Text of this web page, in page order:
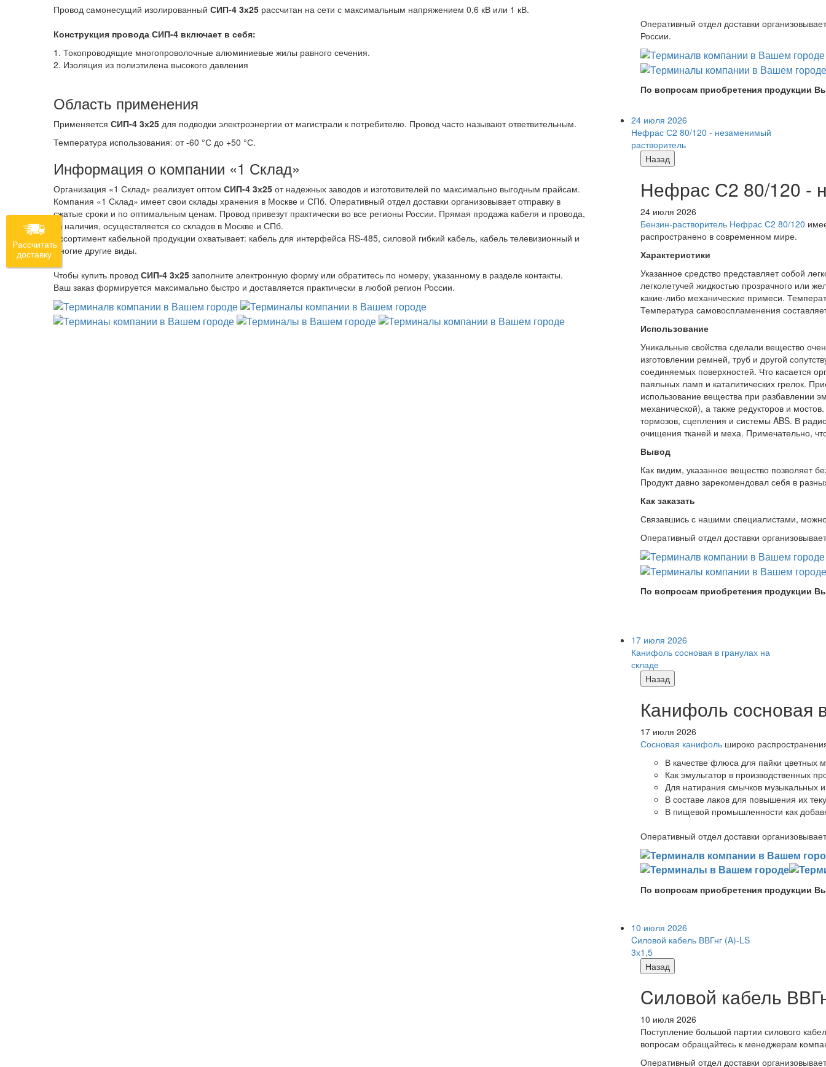
Провод самонесущий изолированный СИП-4 3х25 рассчитан на сети с максимальным напряжением 0,6 кВ или 1 кВ.
Конструкция провода СИП-4 включает в себя:
1. Токопроводящие многопроволочные алюминиевые жилы равного сечения.
2. Изоляция из полиэтилена высокого давления
Область применения
Применяется СИП-4 3х25 для подводки электроэнергии от магистрали к потребителю. Провод часто называют ответвительным.
Температура использования: от -60 °С до +50 °С.
Информация о компании «1 Склад»
Организация «1 Склад» реализует оптом СИП-4 3х25 от надежных заводов и изготовителей по максимально выгодным прайсам.
Компания «1 Склад» имеет свои склады хранения в Москве и СПб. Оперативный отдел доставки организовывает отправку в
сжатые сроки и по оптимальным ценам. Провод привезут практически во все регионы России. Прямая продажа кабеля и провода,
из наличия, осуществляется со складов в Москве и СПб.
Ассортимент кабельной продукции охватывает: кабель для интерфейса RS-485, силовой гибкий кабель, кабель телевизионный и
многие другие виды.
Чтобы купить провод СИП-4 3х25 заполните электронную форму или обратитесь по номеру, указанному в разделе контакты.
Ваш заказ формируется максимально быстро и доставляется практически в любой регион России.
Оперативный отдел доставки
России.
По вопросам приобретения продукции
24 июля 2026
Нефрас С2 80/120 - незаменимый
растворитель
Назад
Нефрас С2 80/120 -
24 июля 2026
Бензин-растворитель Нефрас С2 80/120
распространено в современном мире.
Характеристики
Указанное средство представляет собой
легколетучей жидкостью прозрачного или
какие-либо механические примеси.
Температура самовоспламенения
Использование
Уникальные свойства сделали вещество
изготовлении ремней, труб и другой
соединяемых поверхностей. Что касается
паяльных ламп и каталитических грелок.
использование вещества при разбавлении
механической), а также редукторов и
тормозов, сцепления и системы ABS. В
очищения тканей и меха. Примечательно,
Вывод
Как видим, указанное вещество позволяет
Продукт давно зарекомендовал себя в
Как заказать
Связавшись с нашими специалистами,
Оперативный отдел доставки
По вопросам приобретения продукции
17 июля 2026
Канифоль сосновая в гранулах на
складе
Назад
Канифоль сосновая
17 июля 2026
Сосновая канифоль широко
В качестве флюса для пайки цветных
Как эмульгатор в производственных
Для натирания смычков музыкальных
В составе лаков для повышения их
В пищевой промышленности как
Оперативный отдел доставки
По вопросам приобретения продукции
10 июля 2026
Cиловой кабель ВВГнг (A)-LS
3х1,5
Назад
Cиловой кабель
10 июля 2026
Поступление большой партии силового
вопросам обращайтесь к менеджерам
Оперативный отдел доставки
Рассчитать
доставку